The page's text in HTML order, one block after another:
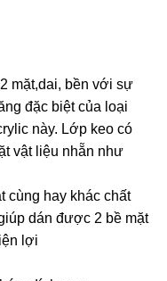
mặt,dai, bền với sự
đặc biệt của loại
này. Lớp keo có
vật liệu nhẵn như
cùng hay khác chất
dán được 2 bề mặt
lợi